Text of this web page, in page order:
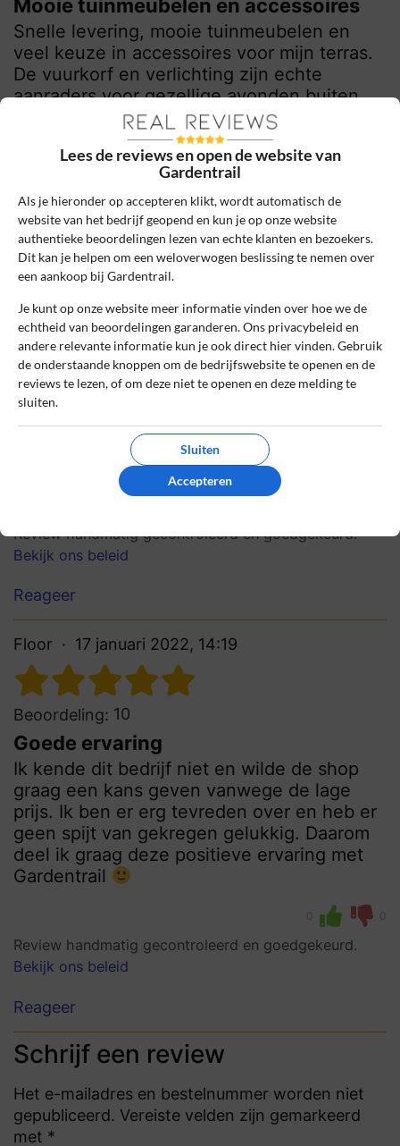
Mooie tuinmeubelen en accessoires
Snelle levering, mooie tuinmeubelen en
veel keuze in accessoires voor mijn terras.
De vuurkorf en verlichting zijn echte
aanraders voor gezellige avonden buiten.
Review handmatig gecontroleerd en goedgekeurd.
Reageer
Levi Hoekstra 6 juni 2025, 09:26
Beoordeling: 8
Snelle levering, topkwaliteit
Fijne webshop voor tuinproducten, snelle
levering en mooie tuinmeubelen gekocht.
De vuurtafel en buitenkeuken waren
kwalitatief erg goed, echt een aanrader!
Review handmatig gecontroleerd en goedgekeurd.
Bekijk ons beleid
Reageer
Floor 17 januari 2022, 14:19
Beoordeling: 10
Goede ervaring
Ik kende dit bedrijf niet en wilde de shop
graag een kans geven vanwege de lage
prijs. Ik ben er erg tevreden over en heb er
geen spijt van gekregen gelukkig. Daarom
deel ik graag deze positieve ervaring met
Gardentrail
0 0
Review handmatig gecontroleerd en goedgekeurd.
Bekijk ons beleid
Reageer
Schrijf een review
Het e-mailadres en bestelnummer worden niet
gepubliceerd. Vereiste velden zijn gemarkeerd
met *
Lees de reviews en open de website van
Gardentrail
Als je hieronder op accepteren klikt, wordt automatisch de
website van het bedrijf geopend en kun je op onze website
authentieke beoordelingen lezen van echte klanten en bezoekers.
Dit kan je helpen om een weloverwogen beslissing te nemen over
een aankoop bij Gardentrail.
Je kunt op onze website meer informatie vinden over hoe we de
echtheid van beoordelingen garanderen. Ons privacybeleid en
andere relevante informatie kun je ook direct hier vinden. Gebruik
de onderstaande knoppen om de bedrijfswebsite te openen en de
reviews te lezen, of om deze niet te openen en deze melding te
sluiten.
Sluiten
Accepteren